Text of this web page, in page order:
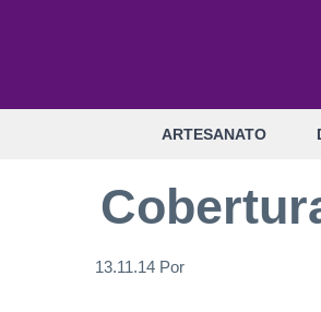
ARTESANATO
13.11.14 Por